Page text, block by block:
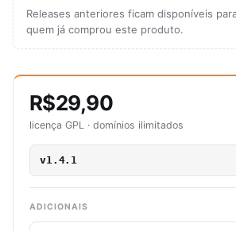
Releases anteriores ficam disponíveis
quem já comprou este produto.
R$29,90
licença GPL · domínios ilimitados
v1.4.1
ADICIONAIS